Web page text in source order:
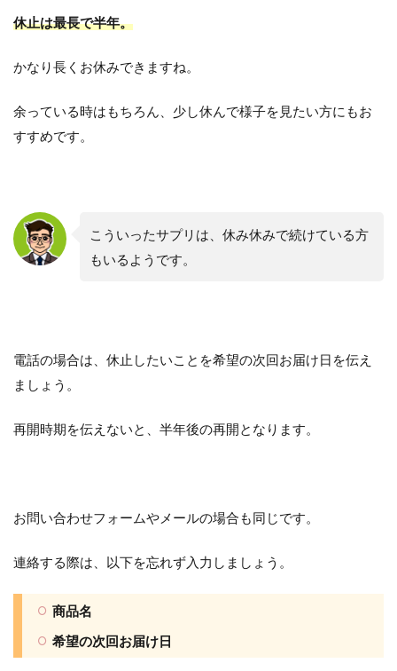
休止は最長で半年。
かなり長くお休みできますね。
余っている時はもちろん、少し休んで様子を見たい方にもお
すすめです。
こういったサプリは、休み休みで続けている方
もいるようです。
電話の場合は、休止したいことを希望の次回お届け日を伝え
ましょう。
再開時期を伝えないと、半年後の再開となります。
お問い合わせフォームやメールの場合も同じです。
連絡する際は、以下を忘れず入力しましょう。
商品名
希望の次回お届け日